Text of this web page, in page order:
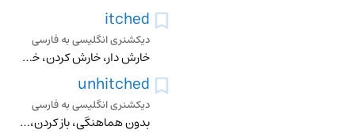
itched
دیکشنری انگلیسی به فارسی
خارش دار، خارش کردن، خاریدن
unhitched
دیکشنری انگلیسی به فارسی
بدون هماهنگی، باز کردن، شل کردن، ازاد کردن